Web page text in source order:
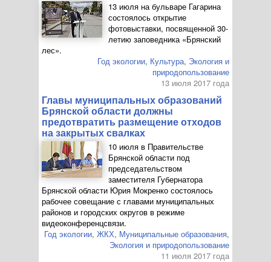
13 июля на бульваре Гагарина
состоялось открытие
фотовыставки, посвященной 30-
летию заповедника «Брянский
лес».
Год экологии, Культура, Экология и
природопользование
13 июля 2017 года
Главы муниципальных образований
Брянской области должны
предотвратить размещение отходов
на закрытых свалках
10 июля в Правительстве
Брянской области под
председательством
заместителя Губернатора
Брянской области Юрия Мокренко состоялось
рабочее совещание с главами муниципальных
районов и городских округов в режиме
видеоконференцсвязи.
Год экологии, ЖКХ, Муниципальные образования,
Экология и природопользование
11 июля 2017 года